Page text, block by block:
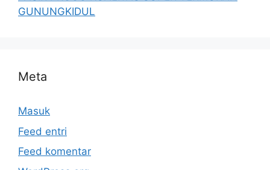
GUNUNGKIDUL
Meta
Masuk
Feed entri
Feed komentar